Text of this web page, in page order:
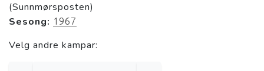
(Sunnmørsposten)
Sesong: 1967
Velg andre kampar: